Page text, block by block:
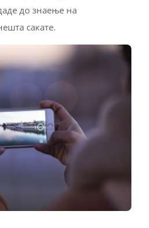
до знаење на
сакате.